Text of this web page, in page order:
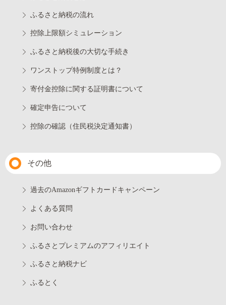
ふるさと納税の流れ
控除上限額シミュレーション
ふるさと納税後の大切な手続き
ワンストップ特例制度とは？
寄付金控除に関する証明書について
確定申告について
控除の確認（住民税決定通知書）
その他
過去のAmazonギフトカードキャンペーン
よくある質問
お問い合わせ
ふるさとプレミアムのアフィリエイト
ふるさと納税ナビ
ふるとく